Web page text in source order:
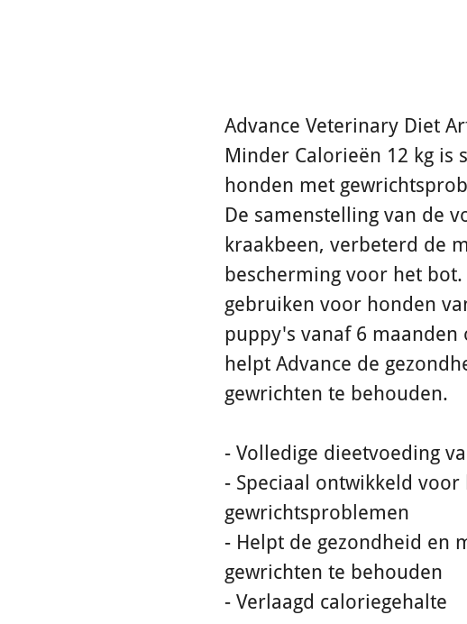
Advance Veterinary Diet
Minder Calorieën 12 kg is
honden met
De samenstelling van de
kraakbeen, verbeterd de
bescherming voor het
gebruiken voor honden
puppy's vanaf 6 maanden
helpt Advance de
gewrichten te behouden.
- Volledige dieetvoeding
- Speciaal ontwikkeld
gewrichtsproblemen
- Helpt de gezondheid en
gewrichten te behouden
- Verlaagd caloriegehalte